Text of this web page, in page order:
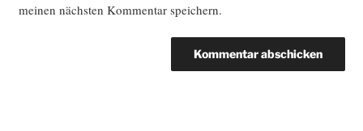
meinen nächsten Kommentar speichern.